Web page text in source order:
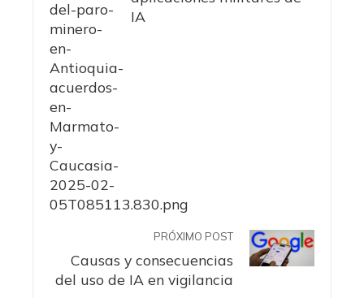
IA
PRÓXIMO POST
Causas y consecuencias
del uso de IA en vigilancia